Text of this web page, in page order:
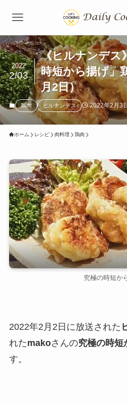
《ヒルナンデス
時短から揚げ」
月2日）
2022
2/03
鶏肉 ヒルナンデス 2022年2月3
ホーム レシピ 肉料理 鶏肉
究極の時短か
2022年2月2日に放送された
れたmakoさんの究極の時短
す。